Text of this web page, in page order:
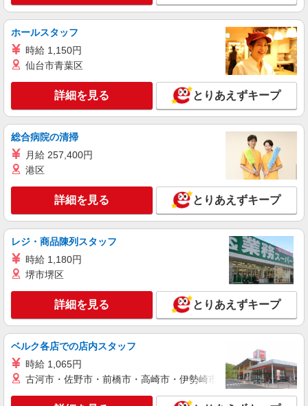
ホールスタッフ
時給 1,150円
仙台市青葉区
詳細を見る とりあえずキープ
総合病院の清掃
月給 257,400円
港区
詳細を見る とりあえずキープ
レジ・商品陳列スタッフ
時給 1,180円
堺市堺区
詳細を見る とりあえずキープ
ベルク各店での店内スタッフ
時給 1,065円
古河市・佐野市・前橋市・高崎市・伊勢崎市・太田市・館林市